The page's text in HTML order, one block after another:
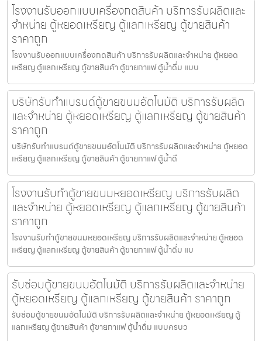
โรงงานรับออกแบบเครื่องกดสินค้า บริการรับผลิตและ
จำหน่าย ตู้หยอดเหรียญ ตู้แลกเหรียญ ตู้ขายสินค้า
ราคาถูก
โรงงานรับออกแบบเครื่องกดสินค้า บริการรับผลิตและจำหน่าย ตู้หยอด
เหรียญ ตู้แลกเหรียญ ตู้ขายสินค้า ตู้ขายกาแฟ ตู้น้ำดื่ม แบบ
บริษัทรับทำแบรนด์ตู้ขายขนม​อัตโนมัติ บริการรับผลิต
และจำหน่าย ตู้หยอดเหรียญ ตู้แลกเหรียญ ตู้ขายสินค้า
ราคาถูก
บริษัทรับทำแบรนด์ตู้ขายขนม​อัตโนมัติ บริการรับผลิตและจำหน่าย ตู้หยอด
เหรียญ ตู้แลกเหรียญ ตู้ขายสินค้า ตู้ขายกาแฟ ตู้น้ำดื
โรงงานรับทำตู้ขายขนมหยอดเหรียญ​ บริการรับผลิต
และจำหน่าย ตู้หยอดเหรียญ ตู้แลกเหรียญ ตู้ขายสินค้า
ราคาถูก
โรงงานรับทำตู้ขายขนมหยอดเหรียญ​ บริการรับผลิตและจำหน่าย ตู้หยอด
เหรียญ ตู้แลกเหรียญ ตู้ขายสินค้า ตู้ขายกาแฟ ตู้น้ำดื่ม แบ
รับซ่อมตู้ขายขนม​อัตโนมัติ บริการรับผลิตและจำหน่าย
ตู้หยอดเหรียญ ตู้แลกเหรียญ ตู้ขายสินค้า ราคาถูก
รับซ่อมตู้ขายขนม​อัตโนมัติ บริการรับผลิตและจำหน่าย ตู้หยอดเหรียญ ตู้
แลกเหรียญ ตู้ขายสินค้า ตู้ขายกาแฟ ตู้น้ำดื่ม แบบครบว